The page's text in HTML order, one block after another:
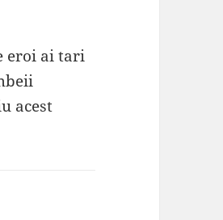
eroi ai tari
acest